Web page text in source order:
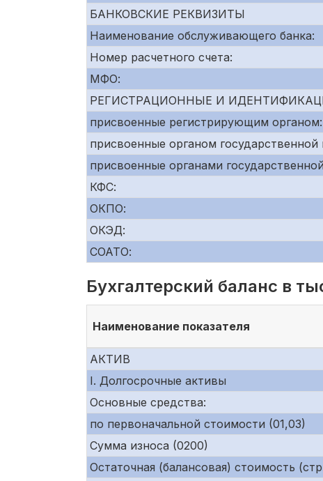
БАНКОВСКИЕ РЕКВИЗИТЫ
Наименование обслуживающего банка:
Номер расчетного счета:
МФО:
РЕГИСТРАЦИОННЫЕ И
присвоенные регистрирующим органом:
присвоенные органом
присвоенные органами
КФС:
ОКПО:
ОКЭД:
СОАТО:
Бухгалтерский баланс в
Наименование показателя
АКТИВ
I. Долгосрочные активы
Основные средства:
по первоначальной стоимости (01,03)
Сумма износа (0200)
Остаточная (балансовая) стоимость